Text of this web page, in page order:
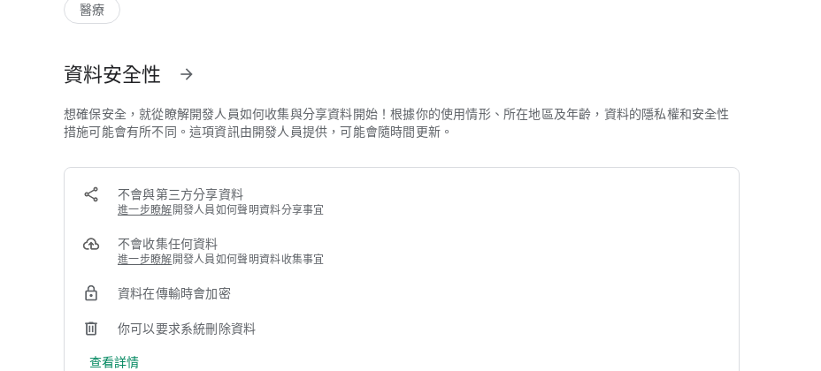
3.語音識別服務：
本院除了預約掛號提供語音識別掛號外，在個人用藥、藥物特性及適應症查詢的部份，亦提供語音識別查詢服務。
5.手機繳費服務：
6.會員專屬服務：
目前會員僅開放本院病人註冊加入，讓會員居家即可享有自我健康管理服務，包含就醫行事曆、衛教、用藥、檢驗以及自
＊申請帳號時，應將您本人正確、最新及完整之個人資料填寫完成。App執行業務所需，將收集您的個人資料，包含姓
名、身份證字號、出生年月日、聯絡電話、電子郵件(E-Mail)、親屬資料及生理監測數據…等資料。
＊建議下載安裝最新版
＊建議使用者 需安裝至最新作業系統版本
開發者：中國附醫資訊室
醫療
資料安全性 arrow_forward
想確保安全，就從瞭解開發人員如何收集與分享資料開始！根據你的使用情形、所在地區及年齡，資料的隱私權和安全性
措施可能會有所不同。這項資訊由開發人員提供，可能會隨時間更新。
不會與第三方分享資料
進一步瞭解 開發人員如何聲明資料分享事宜
不會收集任何資料
進一步瞭解 開發人員如何聲明資料收集事宜
資料在傳輸時會加密
你可以要求系統刪除資料
查看詳情